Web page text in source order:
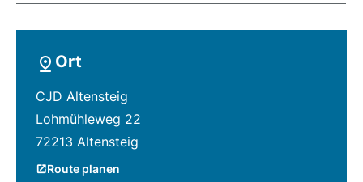
Ort
CJD Altensteig
Lohmühleweg 22
72213 Altensteig
Route planen